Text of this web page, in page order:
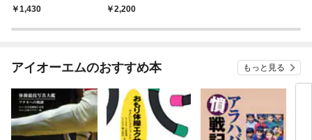
ベル 発想と創造を生
1,430
ぶ2,200
アイオーエムのおすすめ本 もっと見る